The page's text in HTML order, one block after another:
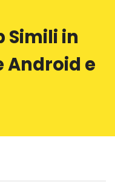
Simili in
Android e